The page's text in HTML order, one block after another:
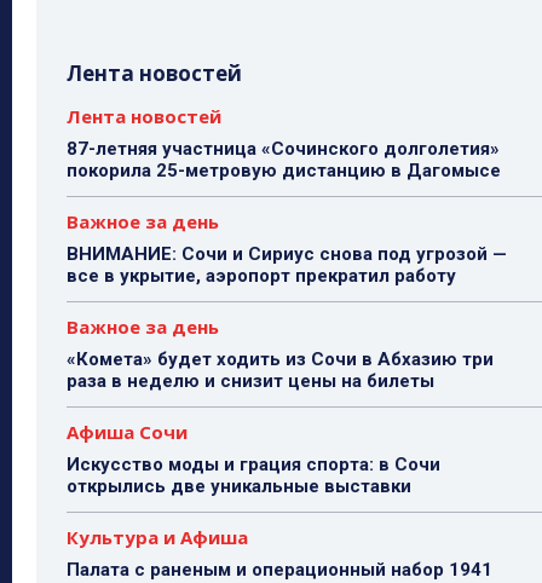
Лента новостей
Лента новостей
87-летняя участница «Сочинского долголетия»
покорила 25-метровую дистанцию в Дагомысе
Важное за день
ВНИМАНИЕ: Сочи и Сириус снова под угрозой —
все в укрытие, аэропорт прекратил работу
Важное за день
«Комета» будет ходить из Сочи в Абхазию три
раза в неделю и снизит цены на билеты
Афиша Сочи
Искусство моды и грация спорта: в Сочи
открылись две уникальные выставки
Культура и Афиша
Палата с раненым и операционный набор 1941